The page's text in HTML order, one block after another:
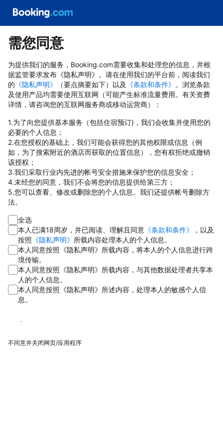
需您同意
为提供我们的服务，Booking.com需要收集和处理您的信息，并根
据监管要求发布《隐私声明》。请在使用我们的平台前，阅读我们
的 《隐私声明》 （要点摘要如下）以及 《条款和条件》 。浏览条款
及使用产品均需要使用互联网（可能产生标准流量费用。有关资费
详情，请咨询您的互联网服务商或移动运营商）：
1.为了向您提供基本服务（包括住宿预订)，我们会收集并使用您的
必要的个人信息；
2.在您授权的基础上，我们可能会获得您的其他权限或信息（例
如，为了搜索附近的酒店而获取的位置信息），您有权拒绝或撤销
该授权；
3.我们采取行业内先进的帐号安全措施来保护您的信息安全；
4.未经您的同意，我们不会将您的信息提供给第三方；
5.您可以查看、修改或删除您的个人信息。我们还提供帐号删除方
法。
全选
本人已满18周岁，并已阅读、理解且同意 《条款和条件》
，以及
按照 《隐私声明》 所载内容处理本人的个人信息。
本人同意按照《隐私声明》所载内容，将本人的个人信息进行跨
境传输。
本人同意按照《隐私声明》所载内容，与其他数据处理者共享本
人的个人信息。
本人同意按照《隐私声明》所述内容，处理本人的敏感个人信
息。
同意
不同意并关闭网页/应用程序